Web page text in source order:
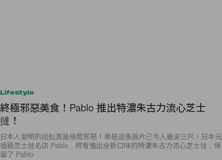
Lifestyle
終極邪惡美食！Pablo 推出特濃朱古力流心芝士
撻！
日本人發明的甜點真是極度邪惡！單是這張圖片已令人垂涎三尺！日本元
祖級芝士撻名店 Pablo，將會推出全新口味的特濃朱古力流心芝士撻，保
留了 Pablo